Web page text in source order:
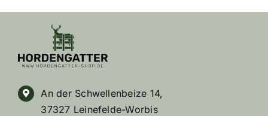
An der Schwellenbeize 14,
37327 Leinefelde-Worbis